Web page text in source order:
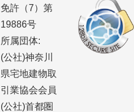
免許（7）第
19886号
所属団体:
(公社)神奈川
県宅地建物取
引業協会会員
(公社)首都圏